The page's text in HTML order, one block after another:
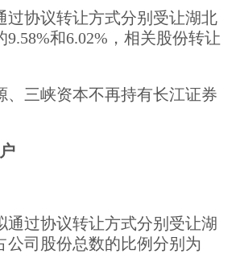
过协议转让方式分别受让湖北
和6.02%，相关股份转让
、三峡资本不再持有长江证券
过协议转让方式分别受让湖
公司股份总数的比例分别为